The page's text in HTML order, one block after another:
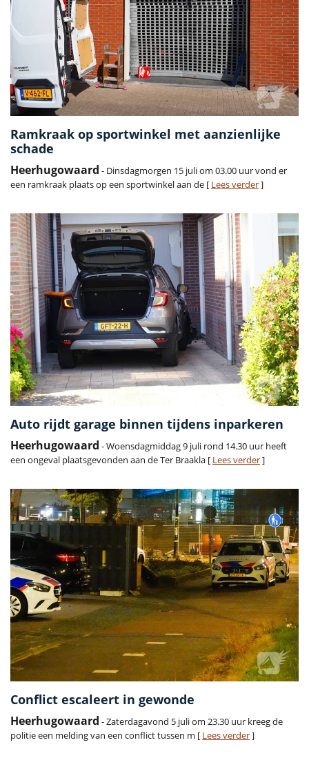
Ramkraak op sportwinkel met aanzienlijke
schade
Heerhugowaard - Dinsdagmorgen 15 juli om 03.00 uur vond er
een ramkraak plaats op een sportwinkel aan de [ Lees verder]
Auto rijdt garage binnen tijdens inparkeren
Heerhugowaard - Woensdagmiddag 9 juli rond 14.30 uur heeft
een ongeval plaatsgevonden aan de Ter Braakla [ Lees verder]
Conflict escaleert in gewonde
Heerhugowaard - Zaterdagavond 5 juli om 23.30 uur kreeg de
politie een melding van een conflict tussen m [ Lees verder]